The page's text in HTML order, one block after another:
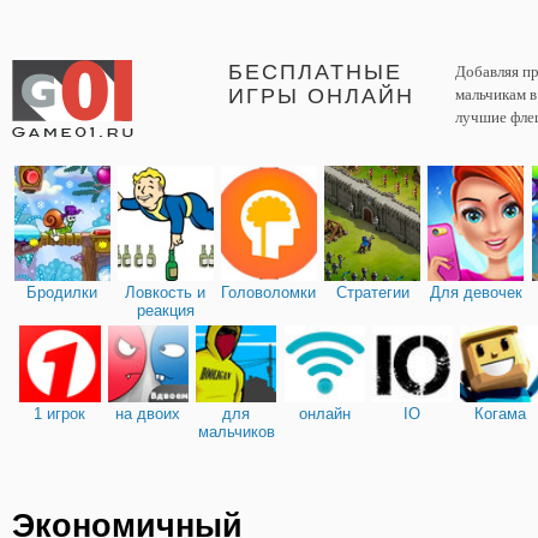
БЕСПЛАТНЫЕ
ИГРЫ ОНЛАЙН
Добавляя
мальчикам
лучшие
Бродилки
Ловкость и
реакция
Головоломки Стратегии Для девочек
1 игрок на двоих
для
мальчиков
онлайн IO Когама
Экономичный